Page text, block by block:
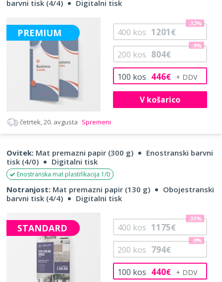
barvni tisk (4/4)
Digitalni tisk
PREMIUM
100 kos 446€
200 kos 804€
-9%
400 kos 1201€
-32%
V košarico
četrtek, 20. avgusta Spremeni
Ovitek: Mat premazni papir (300 g)
Enostranski barvni
tisk (4/0)
Digitalni tisk
Enostranska mat plastifikacija 1/0
Notranjost: Mat premazni papir (130 g)
Obojestranski
barvni tisk (4/4)
Digitalni tisk
STANDARD
100 kos 440€
200 kos 794€
-9%
400 kos 1175€
-33%